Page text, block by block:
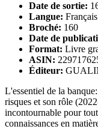
Date de sortie:
Langue: Français
Broché: 160
Date de
Format: Livre
ASIN:
Éditeur:
L'essentiel de la
risques et son rôle
incontournable pour
connaissances en